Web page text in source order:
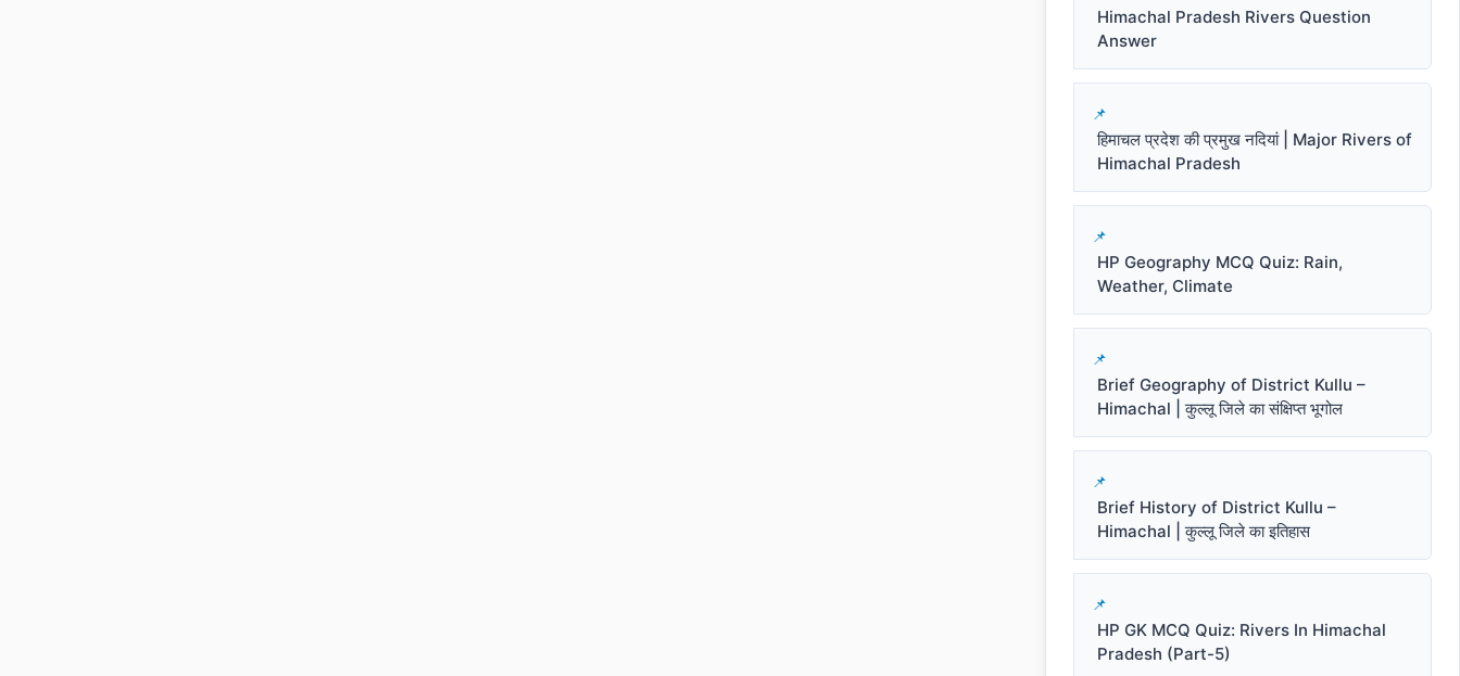
Himachal Pradesh Rivers Question
Answer
हिमाचल प्रदेश की प्रमुख नदियां | Major Rivers of
Himachal Pradesh
HP Geography MCQ Quiz: Rain,
Weather, Climate
Brief Geography of District Kullu –
Himachal | कुल्लू जिले का संक्षिप्त भूगोल
Brief History of District Kullu –
Himachal | कुल्लू जिले का इतिहास
HP GK MCQ Quiz: Rivers In Himachal
Pradesh (Part-5)